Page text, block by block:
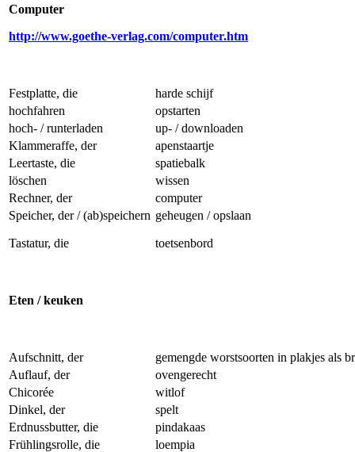
Computer
http://www.goethe-verlag.com/computer.htm
Festplatte, die
harde schijf
hochfahren
opstarten
hoch- / runterladen
up- / downloaden
Klammeraffe, der
apenstaartje
Leertaste, die
spatiebalk
löschen
wissen
Rechner, der
computer
Speicher, der / (ab)speichern geheugen / opslaan
Tastatur, die toetsenbord
Eten / keuken
Aufschnitt, der
gemengde worstsoorten in plakjes als
Auflauf, der
ovengerecht
Chicorée
witlof
Dinkel, der
spelt
Erdnussbutter, die
pindakaas
Frühlingsrolle, die
loempia